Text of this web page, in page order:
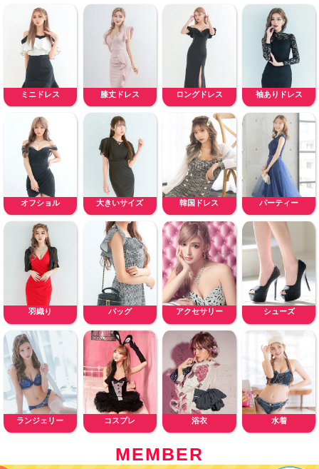
ミニドレス 膝丈ドレス ロングドレス 袖ありドレス
オフショル 大きいサイズ 韓国ドレス パーティー
羽織り バッグ アクセサリー シューズ
ランジェリー コスプレ 浴衣 水着
MEMBER